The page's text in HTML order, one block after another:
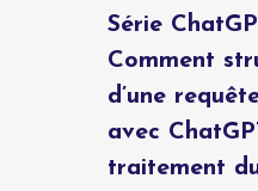
Série
Comment
d’une
avec
traitement